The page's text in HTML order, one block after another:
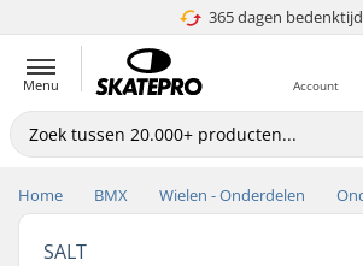
365 dagen bedenktijd
4.8 van 5
Menu Account
Home BMX Wielen - Onderdelen
SALT